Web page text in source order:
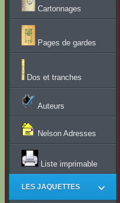
Cartonnages
Pages de gardes
Dos et tranches
Auteurs
Nelson Adresses
Liste imprimable
LES JAQUETTES